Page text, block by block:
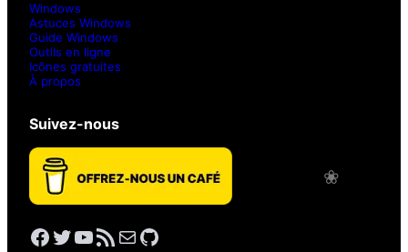
Windows
Astuces Windows
Guide Windows
Outils en ligne
Icônes gratuites
À propos
Suivez-nous
Facebook Twitter YouTube Flux RSS E-mail GitHub